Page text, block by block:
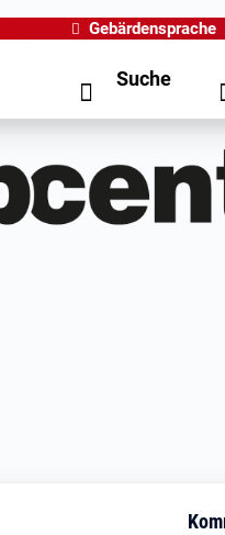
Gebärdensprache
Suche